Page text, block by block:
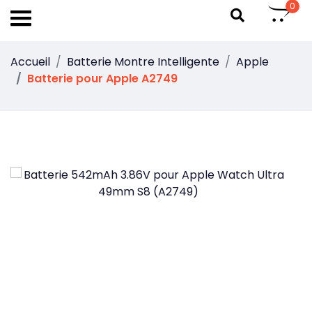
0
Accueil Batterie Montre Intelligente
Apple
Batterie pour Apple A2749